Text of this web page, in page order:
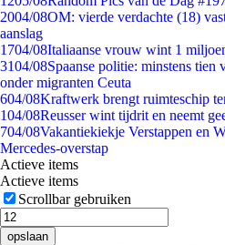
2004/08OM: vierde verdachte (18)
aanslag
1704/08Italiaanse vrouw wint 1
3104/08Spaanse politie: minstens tien
onder migranten Ceuta
604/08Kraftwerk brengt ruimteschip
104/08Reusser wint tijdrit en neemt
704/08Vakantiekiekje Verstappen en
Mercedes-overstap
Actieve items
Actieve items
Scrollbar gebruiken
opslaan